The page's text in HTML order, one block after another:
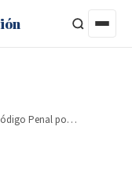
Apoderan al TC de acción contra artículos del Código Penal por amenazar libertad de expresión